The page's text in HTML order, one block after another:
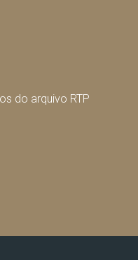
do arquivo RTP